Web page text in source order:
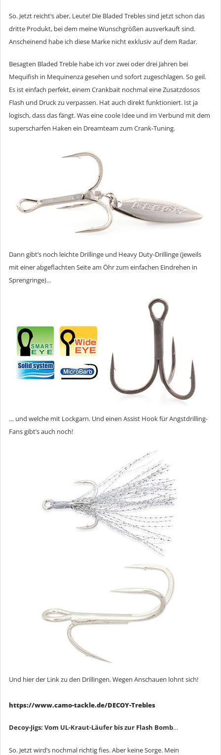
So. Jetzt reicht’s aber, Leute! Die Bladed Trebles sind jetzt schon das
dritte Produkt, bei dem meine Wunschgrößen ausverkauft sind.
Anscheinend habe ich diese Marke nicht exklusiv auf dem Radar.
Besagten Bladed Treble habe ich vor zwei oder drei Jahren bei
Mequifish in Mequinenza gesehen und sofort zugeschlagen. So geil.
Es ist einfach perfekt, einem Crankbait nochmal eine Zusatzdosos
Flash und Druck zu verpassen. Hat auch direkt funktioniert. Ist ja
logisch, dass das fängt. Was eine coole Idee und im Verbund mit dem
superscharfen Haken ein Dreamteam zum Crank-Tuning.
Dann gibt’s noch leichte Drillinge und Heavy Duty-Drillinge (jeweils
mit einer abgeflachten Seite am Öhr zum einfachen Eindrehen in
Sprengringe)…
… und welche mit Lockgarn. Und einen Assist Hook für Angstdrilling-
Fans gibt’s auch noch!
Und hier der Link zu den Drillingen. Wegen Anschauen lohnt sich!
https://www.camo-tackle.de/DECOY-Trebles
Decoy-Jigs: Vom UL-Kraut-Läufer bis zur Flash Bomb…
So. Jetzt wird’s nochmal richtig fies. Aber keine Sorge. Mein